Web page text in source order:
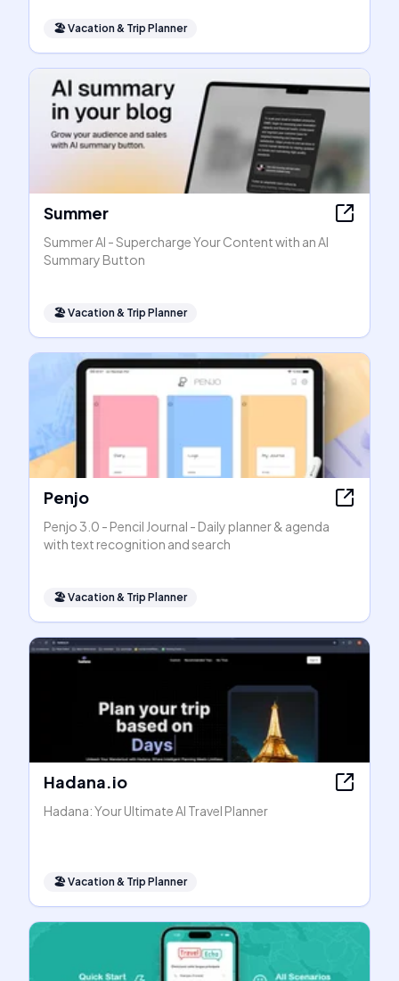
🏖Vacation & Trip Planner
Summer
Summer AI - Supercharge Your Content with an AI
Summary Button
🏖Vacation & Trip Planner
Penjo
Penjo 3.0 - Pencil Journal - Daily planner & agenda
with text recognition and search
🏖Vacation & Trip Planner
Hadana.io
Hadana: Your Ultimate AI Travel Planner
🏖Vacation & Trip Planner